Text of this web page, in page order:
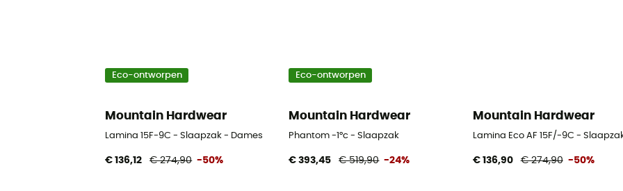
Eco-ontworpen
Mountain Hardwear
Lamina 15F-9C - Slaapzak - Dames
€ 136,12 € 274,90 -50%
Eco-ontworpen
Mountain Hardwear
Phantom -1°c - Slaapzak
€ 393,45 € 519,90 -24%
Mountain Hardwear
Lamina Eco AF 15F/-9C -
€ 136,90 € 274,90 -50%